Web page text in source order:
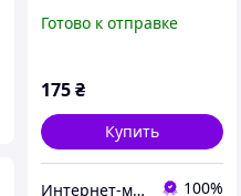
форм, формы для блв
Готово к отправке
175₴
Купить
Интернет-магазин Silicone-dishes 100%